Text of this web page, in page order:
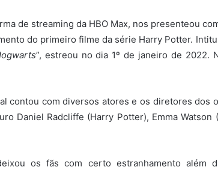
de streaming da HBO Max, nos presenteou
do primeiro filme da série Harry Potter.
”, estreou no dia 1º de janeiro de 2022.
contou com diversos atores e os diretores dos
Daniel Radcliffe (Harry Potter), Emma
os fãs com certo estranhamento além